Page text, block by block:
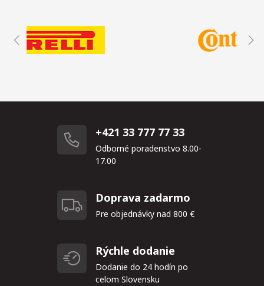
+421 33 777 77 33
Odborné poradenstvo 8.00-
17.00
Doprava zadarmo
Pre objednávky nad 800 €
Rýchle dodanie
Dodanie do 24 hodín po
celom Slovensku